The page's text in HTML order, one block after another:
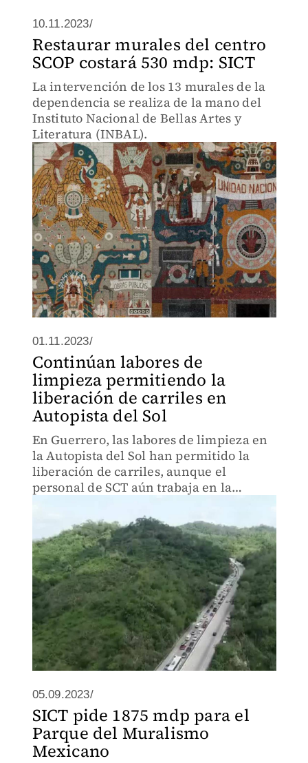
10.11.2023/
Restaurar murales del centro
SCOP costará 530 mdp: SICT
La intervención de los 13 murales de la
dependencia se realiza de la mano del
Instituto Nacional de Bellas Artes y
Literatura (INBAL).
01.11.2023/
Continúan labores de
limpieza permitiendo la
liberación de carriles en
Autopista del Sol
En Guerrero, las labores de limpieza en
la Autopista del Sol han permitido la
liberación de carriles, aunque el
personal de SCT aún trabaja en la
entrada al puerto de Acapulco.
05.09.2023/
SICT pide 1875 mdp para el
Parque del Muralismo
Mexicano